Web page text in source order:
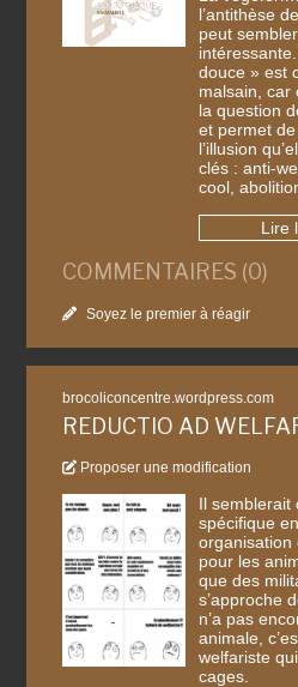
l’antithèse
peut
douce » est
malsain, car
la question
et permet
l’illusion
clés : anti-
cool,
Lire
COMMENTAIRES (0)
Soyez le premier à réagir
brocoliconcentre.wordpress.com
REDUCTIO AD
Proposer une modification
Il semblerait
spécifique
organisation
pour les
que des
s’approche
n’a pas
animale,
welfariste
cages.